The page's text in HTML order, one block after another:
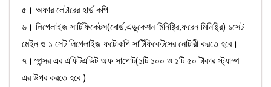
৫। অফার লেটারের হার্ড কপি
৬। লিগেলাইজ সার্টিফিকেটস(বোর্ড,এডুকেশন মিনিষ্ট্রি,ফরেন মিনিষ্ট্রি) ১সেট
মেইন ও ১ সেট লিগেলাইজ ফটোকপি সার্টিফিকেটসের নোটারী করতে হবে।
৭।স্পন্সর এর এফিটএভিট অফ সাপোট(১টি ১০০ ও ১টি ৫০ টাকার স্ট্যাম্প
এর উপর করতে হবে )